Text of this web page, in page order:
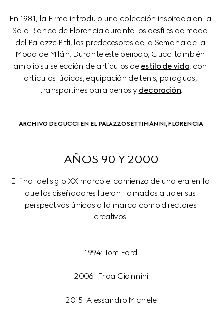
En 1981, la Firma introdujo una colección inspirada en la
Sala Bianca de Florencia durante los desfiles de moda
del Palazzo Pitti, los predecesores de la Semana de la
Moda de Milán. Durante este periodo, Gucci también
amplió su selección de artículos de estilo de vida, con
artículos lúdicos, equipación de tenis, paraguas,
transportines para perros y decoración.
ARCHIVO DE GUCCI EN EL PALAZZO SETTIMANNI, FLORENCIA
AÑOS 90 Y 2000
El final del siglo XX marcó el comienzo de una era en la
que los diseñadores fueron llamados a traer sus
perspectivas únicas a la marca como directores
1994: Tom Ford
2006: Frida Giannini
2015: Alessandro Michele